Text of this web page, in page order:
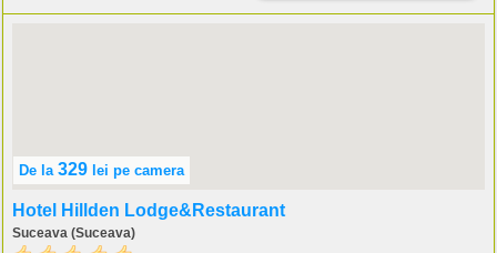
De la 329 lei pe camera
Hotel Hillden Lodge&Restaurant
Suceava (Suceava)